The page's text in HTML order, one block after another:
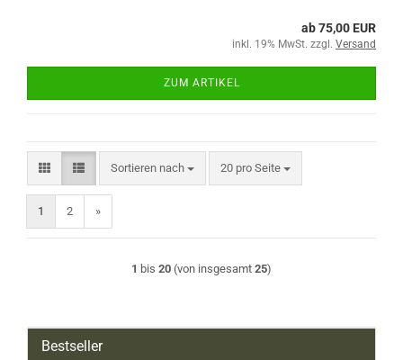
ab 75,00 EUR
inkl. 19% MwSt. zzgl. Versand
ZUM ARTIKEL
Sortieren nach
Sortieren nach 20 pro Seite
pro Seite
1 2 »
1 bis 20 (von insgesamt 25)
Bestseller